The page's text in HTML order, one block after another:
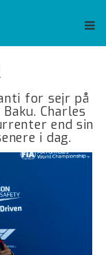
for sejr på
Charles
end sin
i dag.